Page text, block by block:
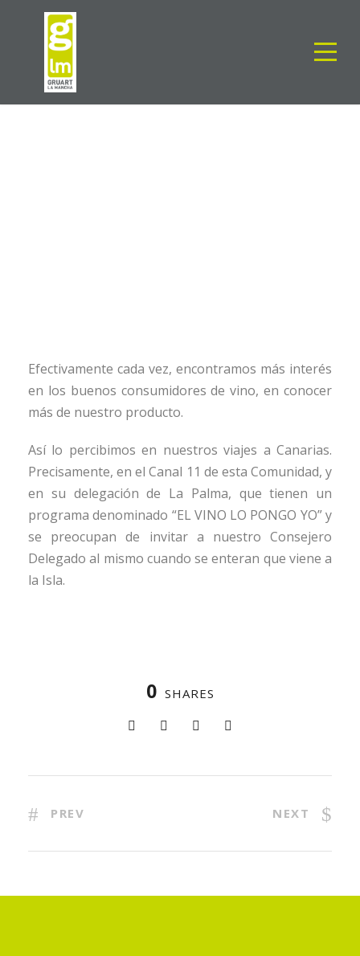
Efectivamente cada vez, encontramos más interés
en los buenos consumidores de vino, en conocer
más de nuestro producto.
Así lo percibimos en nuestros viajes a Canarias.
Precisamente, en el Canal 11 de esta Comunidad, y
en su delegación de La Palma, que tienen un
programa denominado “EL VINO LO PONGO YO” y
se preocupan de invitar a nuestro Consejero
Delegado al mismo cuando se enteran que viene a
la Isla.
0 SHARES
PREV NEXT